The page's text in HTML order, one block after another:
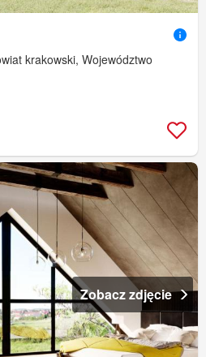
krakowski, Województwo
Zobacz zdjęcie